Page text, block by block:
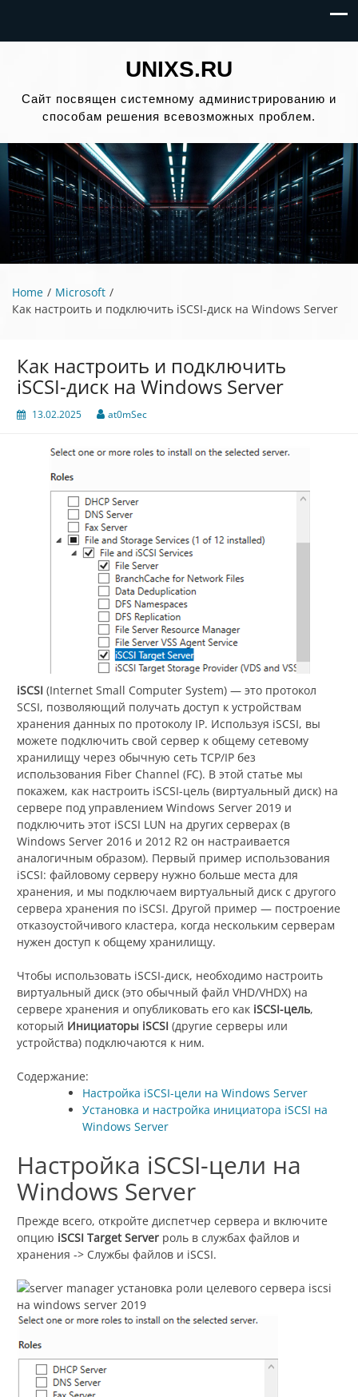
UNIXS.RU
Сайт посвящен системному администрированию и
способам решения всевозможных проблем.
Home
Microsoft
Как настроить и подключить iSCSI-диск на Windows Server
Как настроить и подключить
iSCSI-диск на Windows Server
13.02.2025 at0mSec
iSCSI (Internet Small Computer System) — это протокол
SCSI, позволяющий получать доступ к устройствам
хранения данных по протоколу IP. Используя iSCSI, вы
можете подключить свой сервер к общему сетевому
хранилищу через обычную сеть TCP/IP без
использования Fiber Channel (FC). В этой статье мы
покажем, как настроить iSCSI-цель (виртуальный диск) на
сервере под управлением Windows Server 2019 и
подключить этот iSCSI LUN на других серверах (в
Windows Server 2016 и 2012 R2 он настраивается
аналогичным образом). Первый пример использования
iSCSI: файловому серверу нужно больше места для
хранения, и мы подключаем виртуальный диск с другого
сервера хранения по iSCSI. Другой пример — построение
отказоустойчивого кластера, когда нескольким серверам
нужен доступ к общему хранилищу.
Чтобы использовать iSCSI-диск, необходимо настроить
виртуальный диск (это обычный файл VHD/VHDX) на
сервере хранения и опубликовать его как iSCSI-цель,
который Инициаторы iSCSI (другие серверы или
устройства) подключаются к ним.
Содержание:
Настройка iSCSI-цели на Windows Server
Установка и настройка инициатора iSCSI на
Windows Server
Настройка iSCSI-цели на
Windows Server
Прежде всего, откройте диспетчер сервера и включите
опцию iSCSI Target Server роль в службах файлов и
хранения -> Службы файлов и iSCSI.